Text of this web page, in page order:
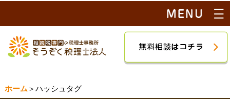
ホーム ＞ハッシュタグ